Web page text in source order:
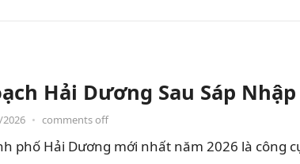
Hải Dương Sau Sáp Nhập
• comments off
phố Hải Dương mới nhất năm 2026 là